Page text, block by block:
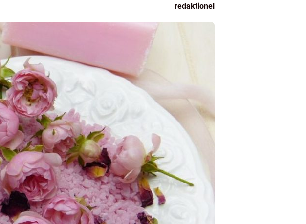
redaktionel